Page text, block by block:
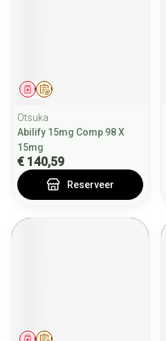
Op voorschrift
Geneesmiddel
Otsuka
Abilify 15mg Comp 98 X
15mg
€ 140,59
Reserveer
Op voorschrift
Geneesmiddel